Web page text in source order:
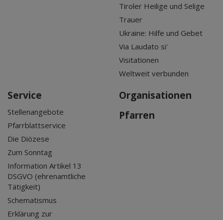
Tiroler Heilige und Selige
Trauer
Ukraine: Hilfe und Gebet
Via Laudato si'
Visitationen
Weltweit verbunden
Service
Stellenangebote
Pfarrblattservice
Die Diözese
Zum Sonntag
Information Artikel 13
DSGVO (ehrenamtliche
Tätigkeit)
Schematismus
Erklärung zur
Organisationen
Pfarren